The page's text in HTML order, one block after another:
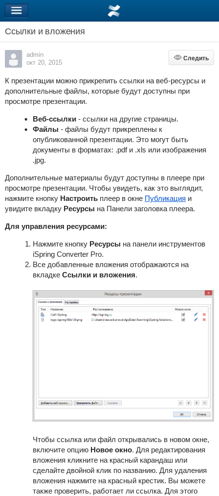
Ссылки и вложения
admin
окт 20, 2015
Следить
Следить
К презентации можно прикрепить ссылки на веб-ресурсы и
дополнительные файлы, которые будут доступны при
просмотре презентации.
Веб-ссылки- ссылки на другие страницы.
Файлы - файлы будут прикреплены к
опубликованной презентации. Это могут быть
документы в форматах: .pdf и .xls или изображения
.jpg.
Дополнительные материалы будут доступны в плеере при
просмотре презентации. Чтобы увидеть, как это выглядит,
нажмите кнопку Настроитьплеер в окне Публикация и
увидите вкладку Ресурсы на Панели заголовка плеера.
Для управления ресурсами:
Нажмите кнопку Ресурсы на панели инструментов
iSpring Converter Pro.
Все добавленные вложения отображаются на
вкладке Ссылки и вложения.
Чтобы ссылка или файл открывались в новом окне,
включите опцию Новое окно. Для редактирования
вложения кликните на красный карандаш или
сделайте двойной клик по названию. Для удаления
вложения нажмите на красный крестик. Вы можете
также проверить, работает ли ссылка. Для этого